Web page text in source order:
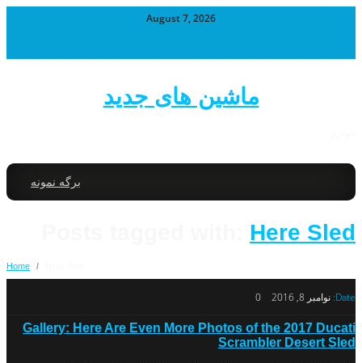
August 7, 2026
ماشین های جدید
برگه نمونه
Here Sled
Home /
Date: نوامبر 8, 2016 0
Gallery: Here Are Even More Photos of the 2017 Ducati
Scrambler Desert Sled